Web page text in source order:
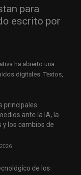
para
escrito por
ha abierto una
digitales. Textos,
principales
ante la IA, la
y los cambios de
de los